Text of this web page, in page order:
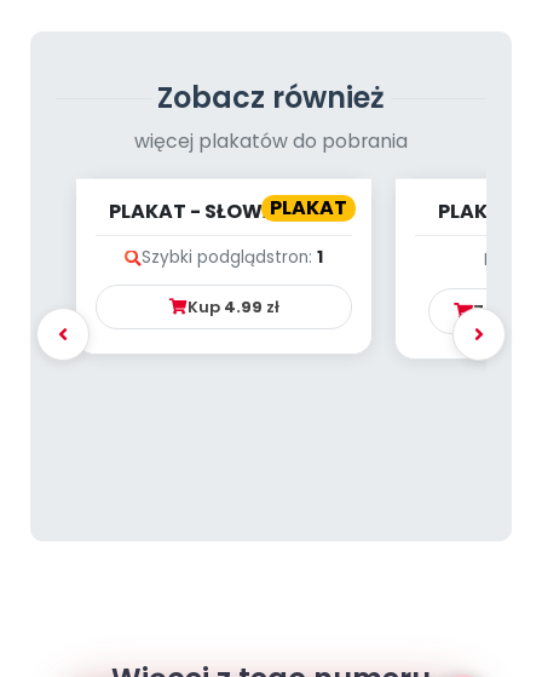
Zobacz również
więcej plakatów do pobrania
PLAKAT
PLAKAT - SŁOWA MAJĄ
Szybki podglądstron: 1
Kup 4.99 zł
PLAKAT -
Brak